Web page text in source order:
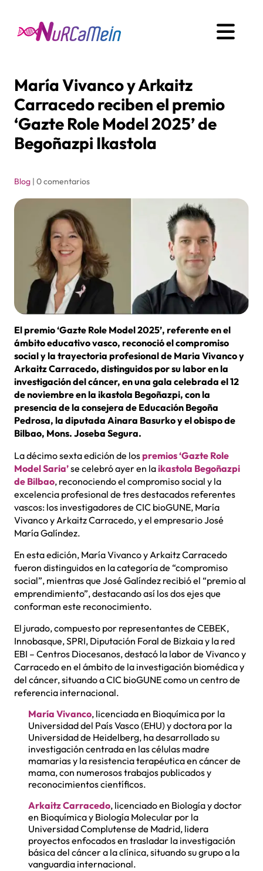
María Vivanco y Arkaitz
Carracedo reciben el premio
‘Gazte Role Model 2025’ de
Begoñazpi Ikastola
Blog | 0 comentarios
El premio ‘Gazte Role Model 2025’, referente en el
ámbito educativo vasco, reconoció el compromiso
social y la trayectoria profesional de Maria Vivanco y
Arkaitz Carracedo, distinguidos por su labor en la
investigación del cáncer, en una gala celebrada el 12
de noviembre en la ikastola Begoñazpi, con la
presencia de la consejera de Educación Begoña
Pedrosa, la diputada Ainara Basurko y el obispo de
Bilbao, Mons. Joseba Segura.
La décimo sexta edición de lospremios ‘Gazte Role
Model Saria’se celebró ayer en laikastola Begoñazpi
de Bilbao, reconociendo el compromiso social y la
excelencia profesional de tres destacados referentes
vascos: los investigadores de CIC bioGUNE, María
Vivanco y Arkaitz Carracedo, y el empresario José
María Galíndez.
En esta edición, María Vivanco y Arkaitz Carracedo
fueron distinguidos en la categoría de “compromiso
social”, mientras que José Galíndez recibió el “premio al
emprendimiento”, destacando así los dos ejes que
conforman este reconocimiento.
El jurado, compuesto por representantes de CEBEK,
Innobasque, SPRI, Diputación Foral de Bizkaia y la red
EBI – Centros Diocesanos, destacó la labor de Vivanco y
Carracedo en el ámbito de la investigación biomédica y
del cáncer, situando a CIC bioGUNE como un centro de
referencia internacional.
María Vivanco, licenciada en Bioquímica por la
Universidad del País Vasco (EHU) y doctora por la
Universidad de Heidelberg, ha desarrollado su
investigación centrada en las células madre
mamarias y la resistencia terapéutica en cáncer de
mama, con numerosos trabajos publicados y
reconocimientos científicos.
Arkaitz Carracedo, licenciado en Biología y doctor
en Bioquímica y Biología Molecular por la
Universidad Complutense de Madrid, lidera
proyectos enfocados en trasladar la investigación
básica del cáncer a la clínica, situando su grupo a la
vanguardia internacional.